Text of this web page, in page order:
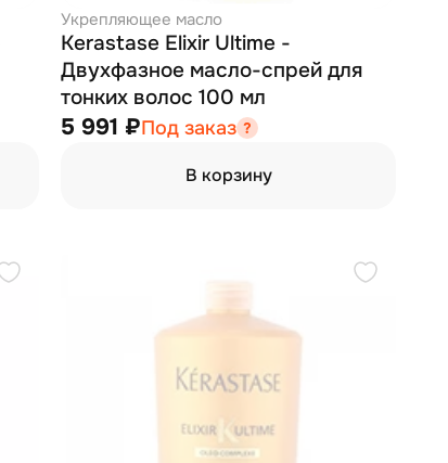
Укрепляющее масло
Kerastase Elixir Ultime -
Двухфазное масло-спрей для
тонких волос 100 мл
5 991 ₽Под заказ
В корзину